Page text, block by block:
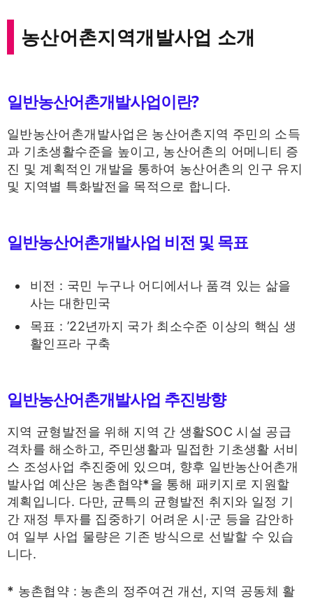
농산어촌지역개발사업 소개
일반농산어촌개발사업이란?
일반농산어촌개발사업은 농산어촌지역 주민의 소득
과 기초생활수준을 높이고, 농산어촌의 어메니티 증
진 및 계획적인 개발을 통하여 농산어촌의 인구 유지
및 지역별 특화발전을 목적으로 합니다.
일반농산어촌개발사업 비전 및 목표
비전 : 국민 누구나 어디에서나 품격 있는 삶을
사는 대한민국
목표 : ’22년까지 국가 최소수준 이상의 핵심 생
활인프라 구축
일반농산어촌개발사업 추진방향
지역 균형발전을 위해 지역 간 생활SOC 시설 공급
격차를 해소하고, 주민생활과 밀접한 기초생활 서비
스 조성사업 추진중에 있으며, 향후 일반농산어촌개
발사업 예산은 농촌협약*을 통해 패키지로 지원할
계획입니다. 다만, 균특의 균형발전 취지와 일정 기
간 재정 투자를 집중하기 어려운 시·군 등을 감안하
여 일부 사업 물량은 기존 방식으로 선발할 수 있습
니다.
* 농촌협약 : 농촌의 정주여건 개선, 지역 공동체 활